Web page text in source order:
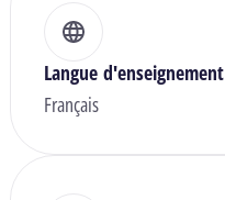
Langue d'enseignement
Français